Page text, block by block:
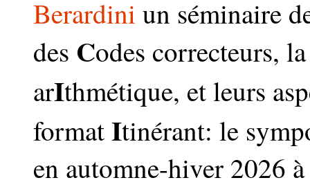
Berardini un séminaire
des Codes correcteurs,
arIthmétique, et leurs
formatItinérant: le
en automne-hiver 2026